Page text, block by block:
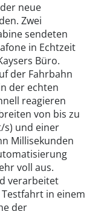
neue
Zwei
sendeten
in Echtzeit
Büro.
der Fahrbahn
der echten
reagieren
von bis zu
s) und einer
Millisekunden
voll aus.
verarbeitet
in einem
der